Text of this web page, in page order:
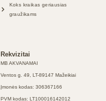
Koks kraikas geriausias
graužikams
Rekvizitai
MB AKVANAMAI
Ventos g. 49, LT-89147 Mažeikiai
Įmonės kodas: 306367166
PVM kodas: LT100016142012